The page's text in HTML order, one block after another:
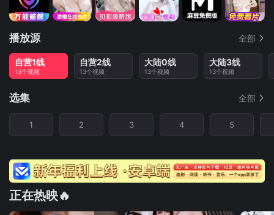
播放源 全部
自营1线
13个视频
自营2线
13个视频
大陆0线
13个视频
大陆3线
13个视频
选集 全部
1 2 3 4 5
正在热映🔥